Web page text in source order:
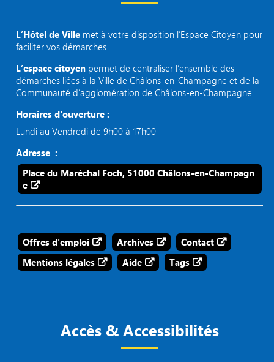
L’Hôtel de Ville met à votre disposition l’Espace Citoyen pour
faciliter vos démarches.
L’espace citoyen permet de centraliser l’ensemble des
démarches liées à la Ville de Châlons-en-Champagne et de la
Communauté d’agglomération de Châlons-en-Champagne.
Horaires d'ouverture :
Lundi au Vendredi de 9h00 à 17h00
Adresse :
Place du Maréchal Foch, 51000 Châlons-en-Champagn
e
Offres d'emploi Archives
Contact
Mentions légales
Aide Tags
Accès & Accessibilités